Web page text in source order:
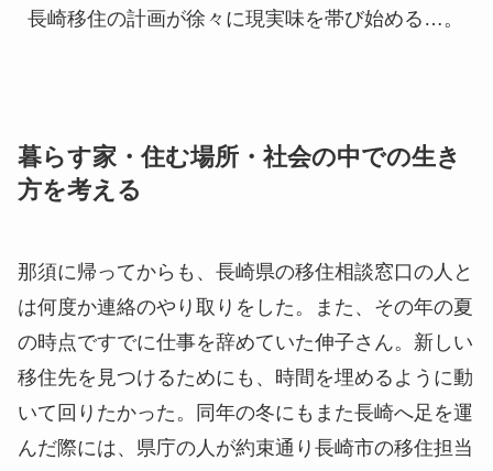
長崎移住の計画が徐々に現実味を帯び始める…。
暮らす家・住む場所・社会の中での生き
方を考える
那須に帰ってからも、長崎県の移住相談窓口の人と
は何度か連絡のやり取りをした。また、その年の夏
の時点ですでに仕事を辞めていた伸子さん。新しい
移住先を見つけるためにも、時間を埋めるように動
いて回りたかった。同年の冬にもまた長崎へ足を運
んだ際には、県庁の人が約束通り長崎市の移住担当